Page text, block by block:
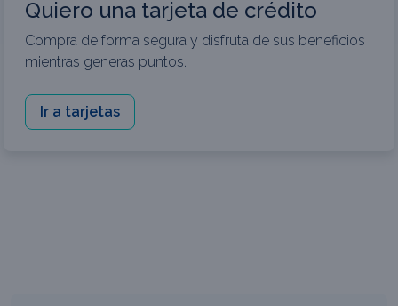
Quiero una tarjeta de crédito
Compra de forma segura y disfruta de sus beneficios
mientras generas puntos.
Ir a tarjetas